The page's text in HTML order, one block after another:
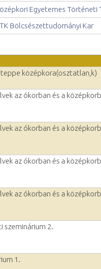
Egyetemes Történeti
Bölcsészettudományi Kar
középkora(osztatlan,k)
az ókorban és a
az ókorban és a
az ókorban és a
az ókorban és a
szeminárium 2.
1.